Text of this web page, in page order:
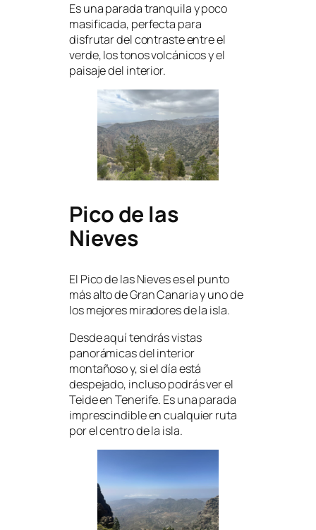
Es una parada tranquila y poco
masificada, perfecta para
disfrutar del contraste entre el
verde, los tonos volcánicos y el
paisaje del interior.
Pico de las
Nieves
El Pico de las Nieves es el punto
más alto de Gran Canaria y uno de
los mejores miradores de la isla.
Desde aquí tendrás vistas
panorámicas del interior
montañoso y, si el día está
despejado, incluso podrás ver el
Teide en Tenerife. Es una parada
imprescindible en cualquier ruta
por el centro de la isla.